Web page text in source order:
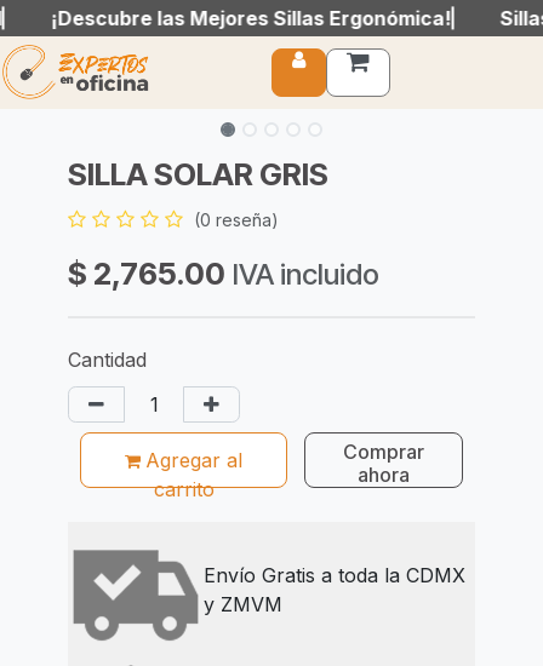
Ir al contenido
¡Descubre las Mejores Sillas Ergonómica!
¡Descubre las Mejores Sillas Ergonómica!
SILLA SOLAR GRIS
(0 reseña)
$ 2,765.00 IVA incluido
Cantidad
Agregar al
carrito
Com​prar
ahora
Envío Gratis a toda la CDMX
y ZMVM